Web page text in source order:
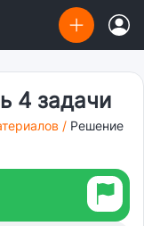
4 задачи
/ Решение